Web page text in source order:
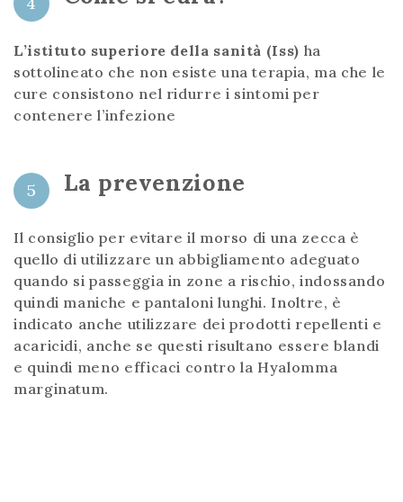
L’istituto superiore della sanità (Iss) ha
sottolineato che non esiste una terapia, ma che le
cure consistono nel ridurre i sintomi per
contenere l’infezione
5 La prevenzione
Il consiglio per evitare il morso di una zecca è
quello di utilizzare un abbigliamento adeguato
quando si passeggia in zone a rischio, indossando
quindi maniche e pantaloni lunghi. Inoltre, è
indicato anche utilizzare dei prodotti repellenti e
acaricidi, anche se questi risultano essere blandi
e quindi meno efficaci contro la Hyalomma
marginatum.